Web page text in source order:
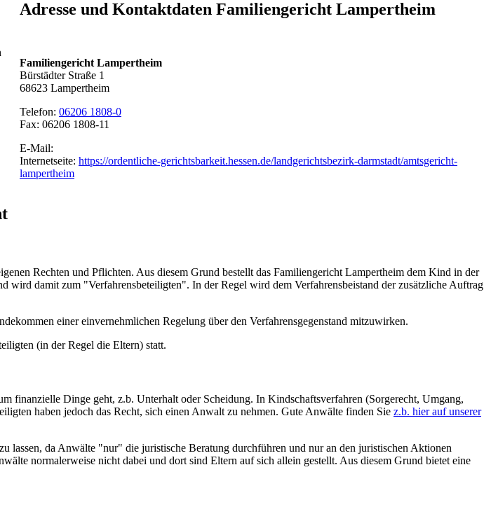
Adresse und Kontaktdaten Familiengericht Lampertheim
Familiengericht Lampertheim
Bürstädter Straße 1
68623 Lampertheim
Telefon: 06206 1808-0
Fax: 06206 1808-11
E-Mail:
Internetseite: https://ordentliche-gerichtsbarkeit.hessen.de/landgerichtsbezirk-darmstadt/amtsgericht-
lampertheim
Rechten und Pflichten. Aus diesem Grund bestellt das Familiengericht Lampertheim dem Kind in der
wird damit zum "Verfahrensbeteiligten". In der Regel wird dem Verfahrensbeistand der zusätzliche Auftrag
einer einvernehmlichen Regelung über den Verfahrensgegenstand mitzuwirken.
(in der Regel die Eltern) statt.
finanzielle Dinge geht, z.b. Unterhalt oder Scheidung. In Kindschaftsverfahren (Sorgerecht, Umgang,
haben jedoch das Recht, sich einen Anwalt zu nehmen. Gute Anwälte finden Sie z.b. hier auf unserer
lassen, da Anwälte "nur" die juristische Beratung durchführen und nur an den juristischen Aktionen
normalerweise nicht dabei und dort sind Eltern auf sich allein gestellt. Aus diesem Grund bietet eine